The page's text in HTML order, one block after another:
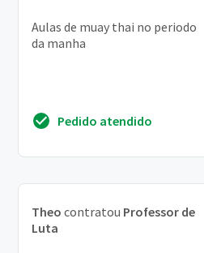
Aulas de muay thai no periodo
da manha
Pedido atendido
Theo contratou Professor de
Luta